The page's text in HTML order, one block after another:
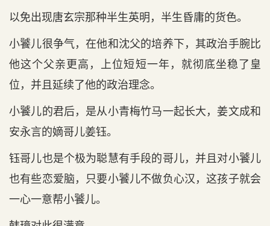
以免出现唐玄宗那种半生英明，半生昏庸的货色。
小饕儿很争气，在他和沈父的培养下，其政治手腕比
他这个父亲更高，上位短短一年，就彻底坐稳了皇
位，并且延续了他的政治理念。
小饕儿的君后，是从小青梅竹马一起长大，姜文成和
安永言的嫡哥儿姜钰。
钰哥儿也是个极为聪慧有手段的哥儿，并且对小饕儿
也有些恋爱脑，只要小饕儿不做负心汉，这孩子就会
一心一意帮小饕儿。